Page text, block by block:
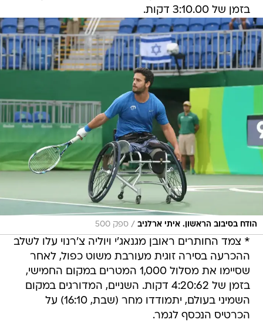
בזמן של 3:10.00 דקות.
הודח בסיבוב הראשון. איתי ארלניב / ספק 500
* צמד החותרים ראובן מגנאג'י ויוליה צ'רנוי עלו לשלב
ההכרעה בסירה זוגית מעורבת משוט כפול, לאחר
שסיימו את מסלול 1,000 המטרים במקום החמישי,
בזמן של 4:20:62 דקות. השניים, המדורגים במקום
השמיני בעולם, יתמודדו מחר (שבת, 16:10) על
הכרטיס הנכסף לגמר.